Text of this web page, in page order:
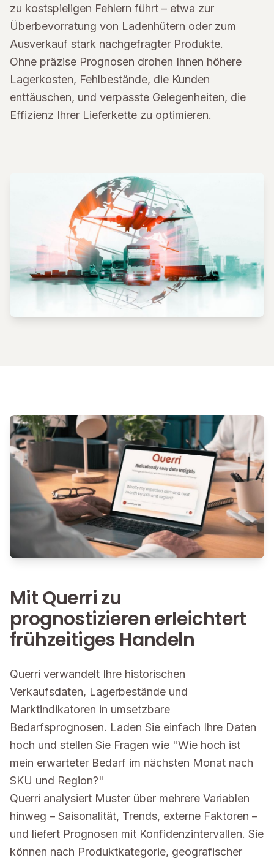
zu kostspieligen Fehlern führt – etwa zur
Überbevorratung von Ladenhütern oder zum
Ausverkauf stark nachgefragter Produkte.
Ohne präzise Prognosen drohen Ihnen höhere
Lagerkosten, Fehlbestände, die Kunden
enttäuschen, und verpasste Gelegenheiten, die
Effizienz Ihrer Lieferkette zu optimieren.
Mit Querri zu
prognostizieren erleichtert
frühzeitiges Handeln
Querri verwandelt Ihre historischen
Verkaufsdaten, Lagerbestände und
Marktindikatoren in umsetzbare
Bedarfsprognosen. Laden Sie einfach Ihre Daten
hoch und stellen Sie Fragen wie "Wie hoch ist
mein erwarteter Bedarf im nächsten Monat nach
SKU und Region?"
Querri analysiert Muster über mehrere Variablen
hinweg – Saisonalität, Trends, externe Faktoren –
und liefert Prognosen mit Konfidenzintervallen. Sie
können nach Produktkategorie, geografischer